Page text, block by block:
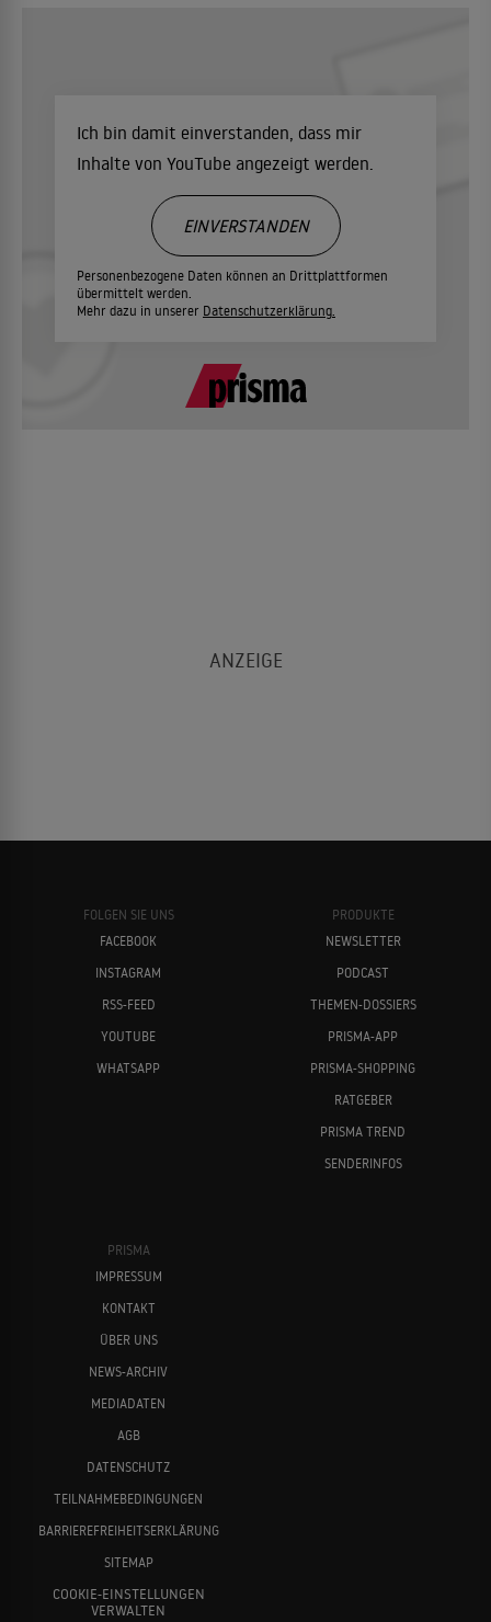
Ich bin damit einverstanden, dass mir
Inhalte von YouTube angezeigt werden.
Personenbezogene Daten können an Drittplattformen
übermittelt werden.
Mehr dazu in unserer Datenschutzerklärung.
EINVERSTANDEN
FOLGEN SIE UNS
FACEBOOK
INSTAGRAM
RSS-FEED
YOUTUBE
WHATSAPP
PRODUKTE
NEWSLETTER
PODCAST
THEMEN-DOSSIERS
PRISMA-APP
PRISMA-SHOPPING
RATGEBER
PRISMA TREND
SENDERINFOS
PRISMA
IMPRESSUM
KONTAKT
ÜBER UNS
NEWS-ARCHIV
MEDIADATEN
AGB
DATENSCHUTZ
TEILNAHMEBEDINGUNGEN
BARRIEREFREIHEITSERKLÄRUNG
SITEMAP
COOKIE-EINSTELLUNGEN
VERWALTEN